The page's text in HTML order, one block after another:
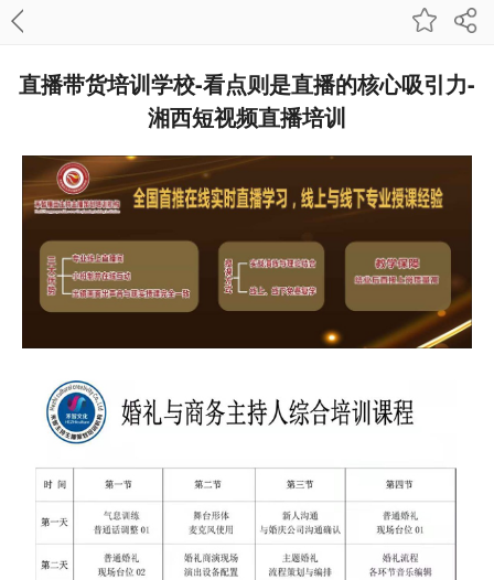
直播带货培训学校-看点则是直播的核心吸引力-
湘西短视频直播培训